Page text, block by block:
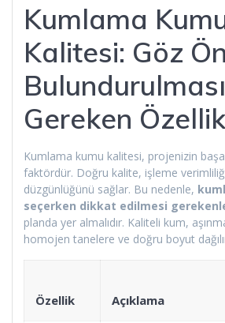
Kumlama
Kalitesi: Göz
Bulundurulması
Gereken
Kumlama kumu kalitesi, projenizin
faktördür. Doğru kalite, işleme
düzgünlüğünü sağlar. Bu nedenle,
seçerken dikkat edilmesi
planda yer almalıdır. Kaliteli kum,
homojen tanelere ve doğru boyut
Özellik Açıklama